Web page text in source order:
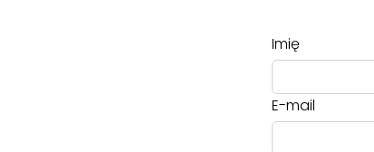
Imię
E-mail